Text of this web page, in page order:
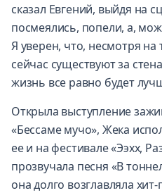
сказал Евгений, выйдя на
посмеялись, попели, а,
Я уверен, что, несмотря на
сейчас существуют за
жизнь все равно будет
Открыла выступление
«Бессаме мучо», Жека
ее и на фестивале «Ээхх,
прозвучала песня «В
она долго возглавляла